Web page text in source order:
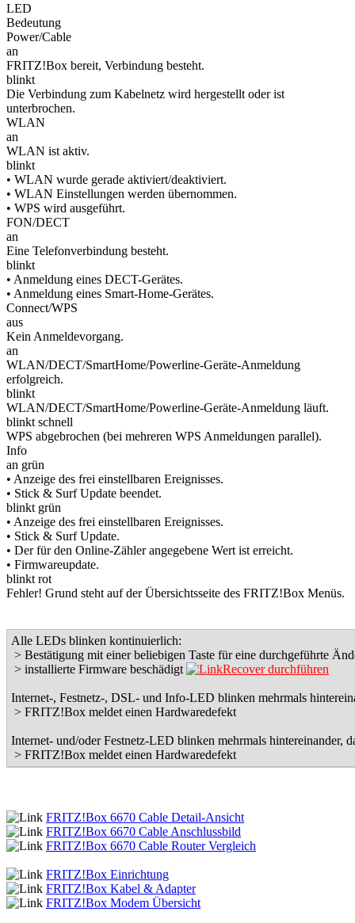
LED
Bedeutung
Power/Cable
an
FRITZ!Box bereit, Verbindung besteht.
blinkt
Die Verbindung zum Kabelnetz wird hergestellt oder ist
unterbrochen.
WLAN
an
WLAN ist aktiv.
blinkt
• WLAN wurde gerade aktiviert/deaktiviert.
• WLAN Einstellungen werden übernommen.
• WPS wird ausgeführt.
FON/DECT
an
Eine Telefonverbindung besteht.
blinkt
• Anmeldung eines DECT-Gerätes.
• Anmeldung eines Smart-Home-Gerätes.
Connect/WPS
aus
Kein Anmeldevorgang.
an
WLAN/DECT/SmartHome/Powerline-Geräte-Anmeldung
erfolgreich.
blinkt
WLAN/DECT/SmartHome/Powerline-Geräte-Anmeldung läuft.
blinkt schnell
WPS abgebrochen (bei mehreren WPS Anmeldungen parallel).
Info
an grün
• Anzeige des frei einstellbaren Ereignisses.
• Stick & Surf Update beendet.
blinkt grün
• Anzeige des frei einstellbaren Ereignisses.
• Stick & Surf Update.
• Der für den Online-Zähler angegebene Wert ist erreicht.
• Firmwareupdate.
blinkt rot
Fehler! Grund steht auf der Übersichtsseite des FRITZ!Box Menüs.
Alle LEDs blinken kontinuierlich:
> Bestätigung mit einer beliebigen Taste für eine durchgeführte
> installierte Firmware beschädigt
Recover durchführen
Internet-, Festnetz-, DSL- und Info-LED blinken mehrmals
> FRITZ!Box meldet einen Hardwaredefekt
Internet- und/oder Festnetz-LED blinken mehrmals hintereinander,
> FRITZ!Box meldet einen Hardwaredefekt
FRITZ!Box 6670 Cable Detail-Ansicht
FRITZ!Box 6670 Cable Anschlussbild
FRITZ!Box 6670 Cable Router Vergleich
FRITZ!Box Einrichtung
FRITZ!Box Kabel & Adapter
FRITZ!Box Modem Übersicht